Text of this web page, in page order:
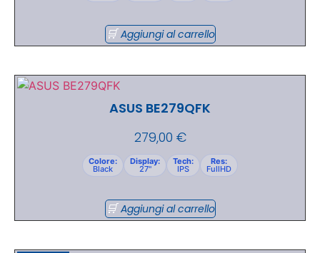
Aggiungi al carrello
ASUS BE279QFK
279,00 €
Colore:
Black
Display:
27"
Tech:
IPS
Res:
FullHD
Aggiungi al carrello